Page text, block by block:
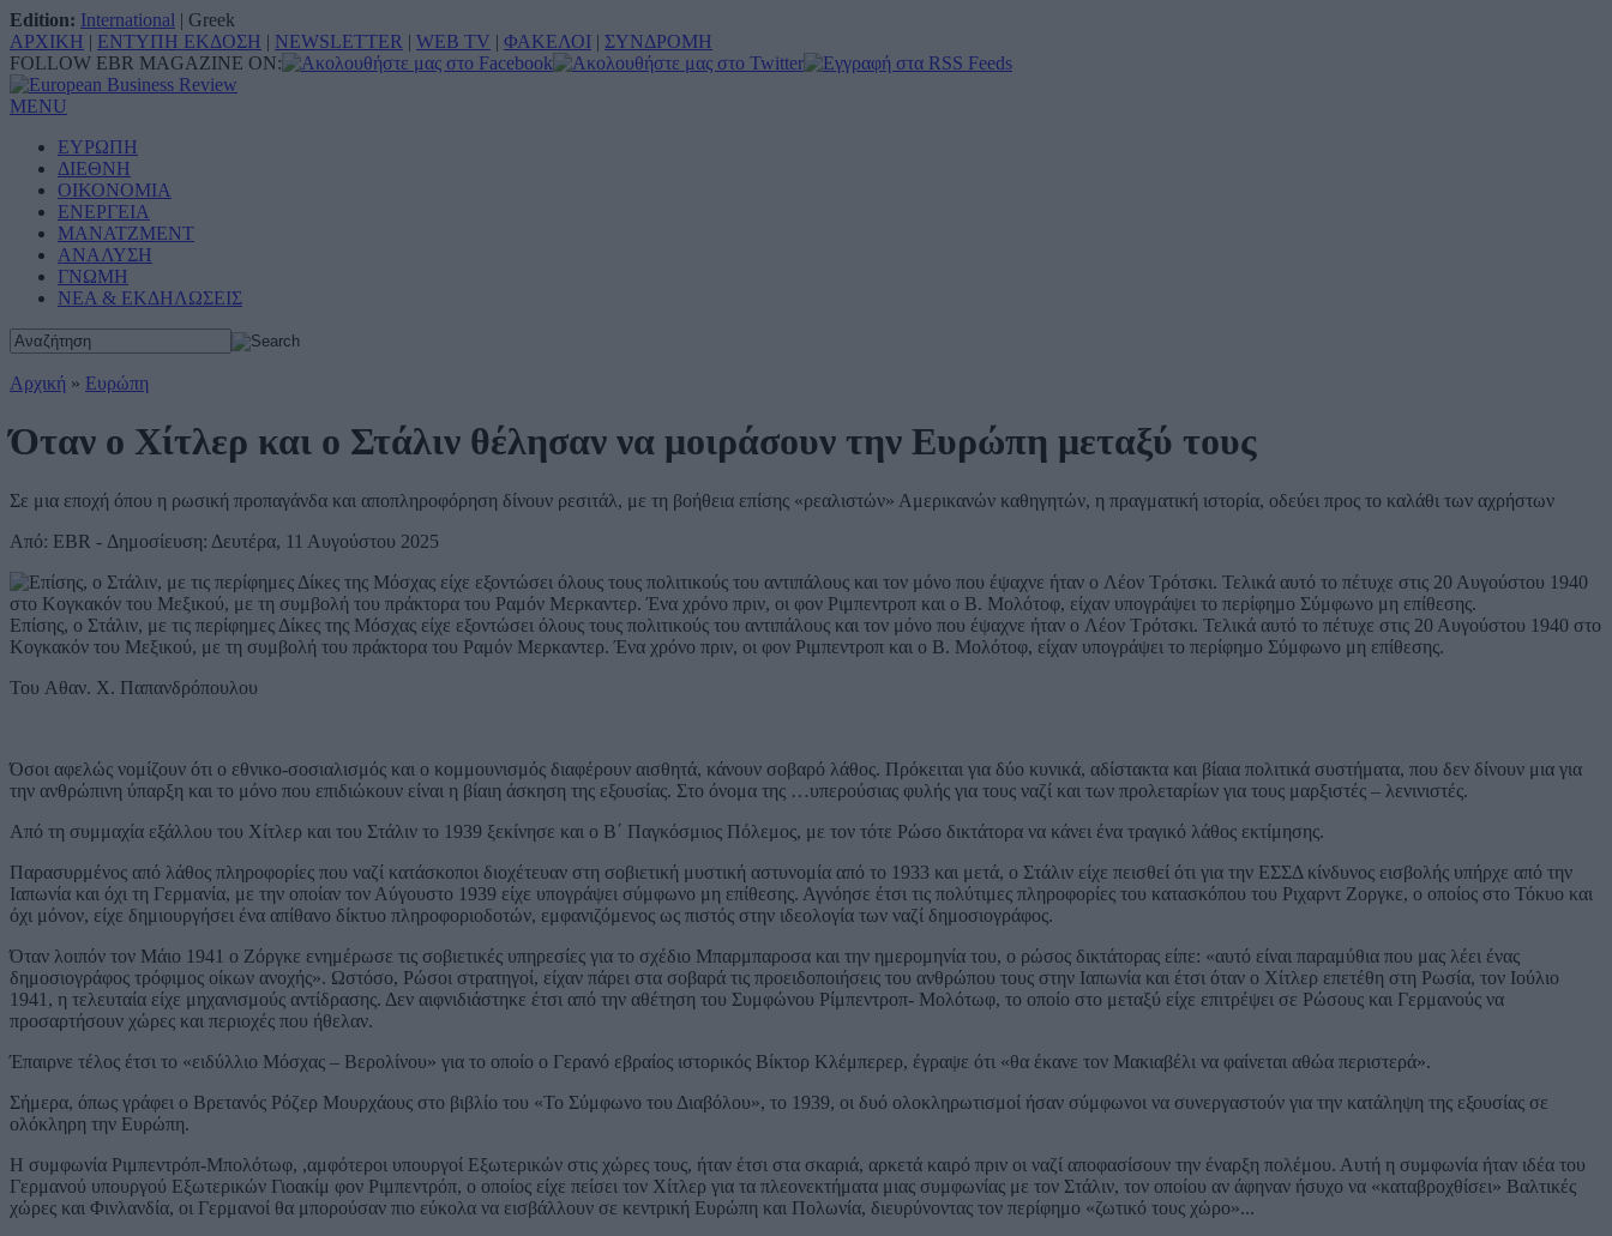
Edition: International | Greek
ΑΡΧΙΚΗ | ΕΝΤΥΠΗ ΕΚΔΟΣΗ | NEWSLETTER | WEB TV | ΦΑΚΕΛΟΙ | ΣΥΝΔΡΟΜΗ
FOLLOW EBR MAGAZINE ON:
MENU
ΕΥΡΩΠΗ
ΔΙΕΘΝΗ
ΟΙΚΟΝΟΜΙΑ
ΕΝΕΡΓΕΙΑ
ΜΑΝΑΤΖΜΕΝΤ
ΑΝΑΛΥΣΗ
ΓΝΩΜΗ
ΝΕΑ & ΕΚΔΗΛΩΣΕΙΣ
Αρχική » Ευρώπη
Όταν ο Χίτλερ και ο Στάλιν θέλησαν να μοιράσουν την Ευρώπη μεταξύ τους
Σε μια εποχή όπου η ρωσική προπαγάνδα και αποπληροφόρηση δίνουν ρεσιτάλ, με τη βοήθεια επίσης «ρεαλιστών» Αμερικανών καθηγητών, η πραγματική ιστορία, οδεύει προς το καλάθι των αχρήστων
Από: EBR - Δημοσίευση: Δευτέρα, 11 Αυγούστου 2025
Επίσης, ο Στάλιν, με τις περίφημες Δίκες της Μόσχας είχε εξοντώσει όλους τους πολιτικούς του αντιπάλους και τον μόνο που έψαχνε ήταν ο Λέον Τρότσκι. Τελικά αυτό το πέτυχε στις 20 Αυγούστου 1940 στο
Κογκακόν του Μεξικού, με τη συμβολή του πράκτορα του Ραμόν Μερκαντερ. Ένα χρόνο πριν, οι φον Ριμπεντροπ και ο Β. Μολότοφ, είχαν υπογράψει το περίφημο Σύμφωνο μη επίθεσης.
Του Aθαν. Χ. Παπανδρόπουλου
Όσοι αφελώς νομίζουν ότι ο εθνικο-σοσιαλισμός και ο κομμουνισμός διαφέρουν αισθητά, κάνουν σοβαρό λάθος. Πρόκειται για δύο κυνικά, αδίστακτα και βίαια πολιτικά συστήματα, που δεν δίνουν μια για
την ανθρώπινη ύπαρξη και το μόνο που επιδιώκουν είναι η βίαιη άσκηση της εξουσίας. Στο όνομα της …υπερούσιας φυλής για τους ναζί και των προλεταρίων για τους μαρξιστές – λενινιστές.
Από τη συμμαχία εξάλλου του Χίτλερ και του Στάλιν το 1939 ξεκίνησε και ο Β΄ Παγκόσμιος Πόλεμος, με τον τότε Ρώσο δικτάτορα να κάνει ένα τραγικό λάθος εκτίμησης.
Παρασυρμένος από λάθος πληροφορίες που ναζί κατάσκοποι διοχέτευαν στη σοβιετική μυστική αστυνομία από το 1933 και μετά, ο Στάλιν είχε πεισθεί ότι για την ΕΣΣΔ κίνδυνος εισβολής υπήρχε από την
Ιαπωνία και όχι τη Γερμανία, με την οποίαν τον Αύγουστο 1939 είχε υπογράψει σύμφωνο μη επίθεσης. Αγνόησε έτσι τις πολύτιμες πληροφορίες του κατασκόπου του Ριχαρντ Ζοργκε, ο οποίος στο Τόκυο και
όχι μόνον, είχε δημιουργήσει ένα απίθανο δίκτυο πληροφοριοδοτών, εμφανιζόμενος ως πιστός στην ιδεολογία των ναζί δημοσιογράφος.
Όταν λοιπόν τον Μάιο 1941 ο Ζόργκε ενημέρωσε τις σοβιετικές υπηρεσίες για το σχέδιο Μπαρμπαροσα και την ημερομηνία του, ο ρώσος δικτάτορας είπε: «αυτό είναι παραμύθια που μας λέει ένας
δημοσιογράφος τρόφιμος οίκων ανοχής». Ωστόσο, Ρώσοι στρατηγοί, είχαν πάρει στα σοβαρά τις προειδοποιήσεις του ανθρώπου τους στην Ιαπωνία και έτσι όταν ο Χίτλερ επετέθη στη Ρωσία, τον Ιούλιο
1941, η τελευταία είχε μηχανισμούς αντίδρασης. Δεν αιφνιδιάστηκε έτσι από την αθέτηση του Συμφώνου Ρίμπεντροπ- Μολότωφ, το οποίο στο μεταξύ είχε επιτρέψει σε Ρώσους και Γερμανούς να
προσαρτήσουν χώρες και περιοχές που ήθελαν.
Έπαιρνε τέλος έτσι το «ειδύλλιο Μόσχας – Βερολίνου» για το οποίο ο Γερανό εβραίος ιστορικός Βίκτορ Κλέμπερερ, έγραψε ότι «θα έκανε τον Μακιαβέλι να φαίνεται αθώα περιστερά».
Σήμερα, όπως γράφει ο Βρετανός Ρόζερ Μουρχάους στο βιβλίο του «Το Σύμφωνο του Διαβόλου», το 1939, οι δυό ολοκληρωτισμοί ήσαν σύμφωνοι να συνεργαστούν για την κατάληψη της εξουσίας σε
ολόκληρη την Ευρώπη.
Η συμφωνία Ριμπεντρόπ-Μπολότωφ, ,αμφότεροι υπουργοί Εξωτερικών στις χώρες τους, ήταν έτσι στα σκαριά, αρκετά καιρό πριν οι ναζί αποφασίσουν την έναρξη πολέμου. Αυτή η συμφωνία ήταν ιδέα του
Γερμανού υπουργού Εξωτερικών Γιοακίμ φον Ριμπεντρόπ, ο οποίος είχε πείσει τον Χίτλερ για τα πλεονεκτήματα μιας συμφωνίας με τον Στάλιν, τον οποίου αν άφηναν ήσυχο να «καταβροχθίσει» Βαλτικές
χώρες και Φινλανδία, οι Γερμανοί θα μπορούσαν πιο εύκολα να εισβάλλουν σε κεντρική Ευρώπη και Πολωνία, διευρύνοντας τον περίφημο «ζωτικό τους χώρο»...